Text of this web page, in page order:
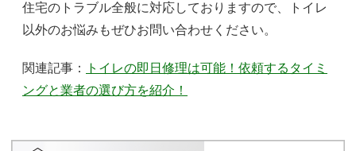
住宅のトラブル全般に対応しておりますので、トイレ
以外のお悩みもぜひお問い合わせください。
関連記事：
トイレの即日修理は可能！依頼するタイミ
ングと業者の選び方を紹介！